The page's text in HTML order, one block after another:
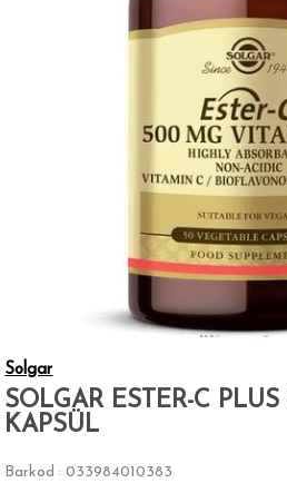
Solgar
SOLGAR ESTER-C
KAPSÜL
Barkod : 033984010383